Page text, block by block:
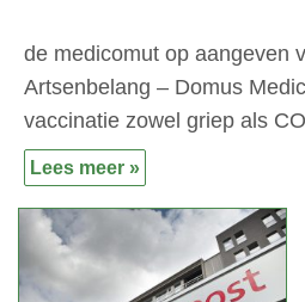
de medicomut op aangeven
Artsenbelang – Domus
vaccinatie zowel griep als
Lees meer »